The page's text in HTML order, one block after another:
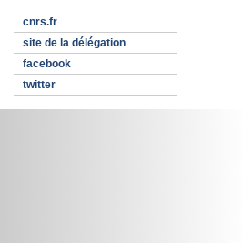
cnrs.fr
site de la délégation
facebook
twitter